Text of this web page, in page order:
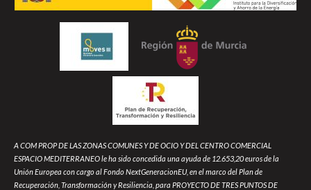
A COM PROP DE LAS ZONAS COMUNES Y DE OCIO Y DEL CENTRO COMERCIAL
ESPACIO MEDITERRANEO le ha sido concedida una ayuda de 12.653,20 euros de la
Unión Europea con cargo al Fondo NextGeneracionEU, en el marco del Plan de
Recuperación, Transformación y Resiliencia, para PROYECTO DE TRES PUNTOS DE